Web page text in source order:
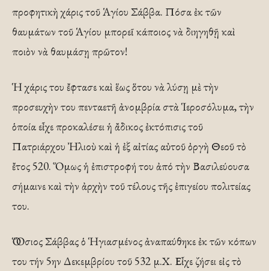
προφητικὴ χάρις τοῦ Ἁγίου Σάββα. Πόσα ἐκ τῶν
θαυμάτων τοῦ Ἁγίου μπορεῖ κάποιος νὰ διηγηθῇ καὶ
ποιὸν νὰ θαυμάσῃ πρῶτον!
Ἡ χάρις του ἔφτασε καὶ ἕως ὅτου νὰ λύσῃ μὲ τὴν
προσευχὴν του πενταετῆ ἀνομβρία στὰ Ἱεροσόλυμα, τὴν
ὁποία εἶχε προκαλέσει ἡ ἄδικος ἐκτόπισις τοῦ
Πατριάρχου Ἠλιοὺ καὶ ἡ ἐξ αἰτίας αὐτοῦ ὀργὴ Θεοῦ τὸ
ἔτος 520. Ὅμως ἡ ἐπιστροφή του ἀπό τὴν Βασιλεύουσα
σήμαινε καὶ τὴν ἀρχὴν τοῦ τέλους τῆς ἐπιγείου πολιτείας
του.
Ὁ Ὅσιος Σάββας ὁ Ἡγιασμένος ἀναπαύθηκε ἐκ τῶν κόπων
του τήν 5ην Δεκεμβρίου τοῦ 532 μ.Χ. Εἶχε ζήσει εἰς τὸ